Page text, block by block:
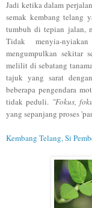
Jadi ketikadalam
semak kembang telang
tumbuh di tepian jalan,
Tidak menyia-
mengumpulkan sekitar
melilit di sebatang
tajuk yang sarat
beberapa pengendara
tidak peduli. "Fokus,
yang sepanjang proses
Kembang Telang, Si